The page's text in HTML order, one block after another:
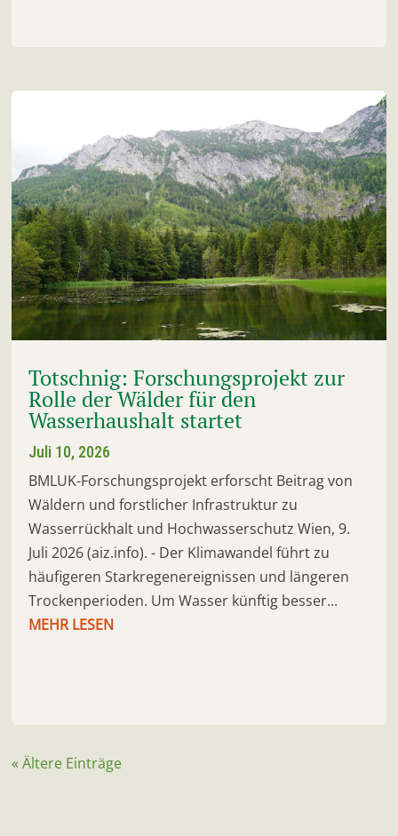
Totschnig: Forschungsprojekt zur
Rolle der Wälder für den
Wasserhaushalt startet
Juli 10, 2026
BMLUK-Forschungsprojekt erforscht Beitrag von
Wäldern und forstlicher Infrastruktur zu
Wasserrückhalt und Hochwasserschutz Wien, 9.
Juli 2026 (aiz.info). - Der Klimawandel führt zu
häufigeren Starkregenereignissen und längeren
Trockenperioden. Um Wasser künftig besser...
MEHR LESEN
« Ältere Einträge